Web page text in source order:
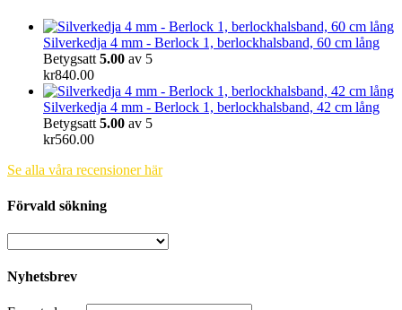
Silverkedja 4 mm - Berlock 1, berlockhalsband, 60 cm lång
Betygsatt 5.00 av 5
kr840.00
Silverkedja 4 mm - Berlock 1, berlockhalsband, 42 cm lång
Betygsatt 5.00 av 5
kr560.00
Se alla våra recensioner här
Förvald sökning
Nyhetsbrev